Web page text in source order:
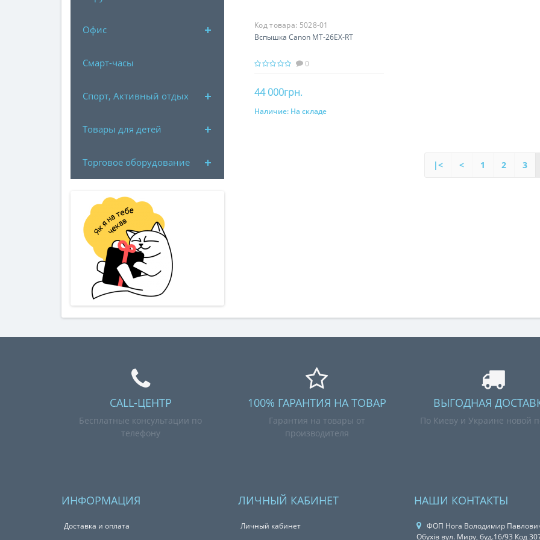
Офис
Смарт-часы
Спорт, Активный отдых
Товары для детей
Торговое оборудование
Код товара: 5028-01
Вспышка Canon MT-26EX-RT
0
44 000грн.
В корзину
Наличие: На складе
|< < 1 2 3
CALL-ЦЕНТР
Бесплатные консультации по
телефону
100% ГАРАНТИЯ НА ТОВАР
Гарантия на товары от
производителя
ВЫГОДНАЯ
По Киеву и Украине новой
ИНФОРМАЦИЯ
Доставка и оплата
ЛИЧНЫЙ КАБИНЕТ
Личный кабинет
НАШИ КОНТАКТЫ
ФОП Нога Володимир
Обухів вул. Миру, буд.16/93 Код